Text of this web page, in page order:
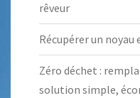
rêveur
Récupérer un
Zéro déchet :
solution simple,